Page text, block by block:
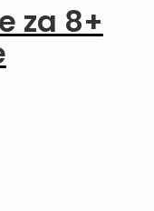
za 8+